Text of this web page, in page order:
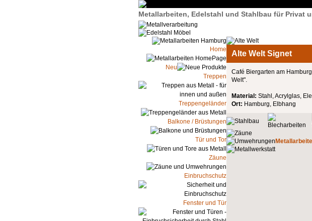
Metallarbeiten, Edelstahl und Stahlbau für Privat
Home
Neu
Treppen
Treppengeländer
Balkone / Brüstungen
Tür und Tor
Zäune
Einbruchschutz
Fenster und Tür
Alte Welt Signet
Café Biergarten am
Welt".
Material: Stahl, Acrylglas,
Ort: Hamburg, Elbhang